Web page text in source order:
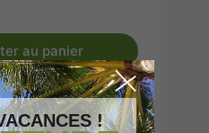
au panier
!